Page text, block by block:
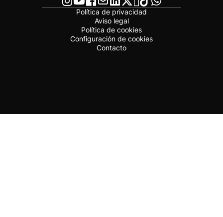
Política de privacidad
Aviso legal
Política de cookies
Configuración de cookies
Contacto